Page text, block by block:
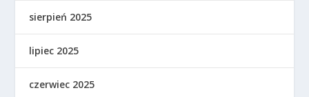
sierpień 2025
lipiec 2025
czerwiec 2025